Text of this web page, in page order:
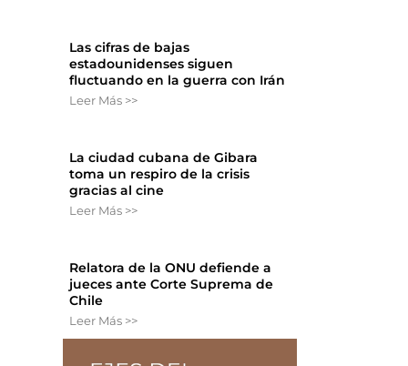
Las cifras de bajas
estadounidenses siguen
fluctuando en la guerra con Irán
Leer Más >>
La ciudad cubana de Gibara
toma un respiro de la crisis
gracias al cine
Leer Más >>
Relatora de la ONU defiende a
jueces ante Corte Suprema de
Chile
Leer Más >>